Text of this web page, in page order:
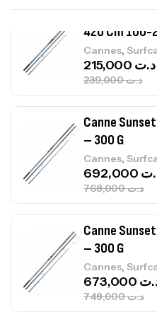
420 Cm 100-
Cannes,
د.ت239,000
د.ت
Canne
– 300 G
Cannes,
د.ت768,000
Canne
– 300 G
Cannes,
د.ت748,000